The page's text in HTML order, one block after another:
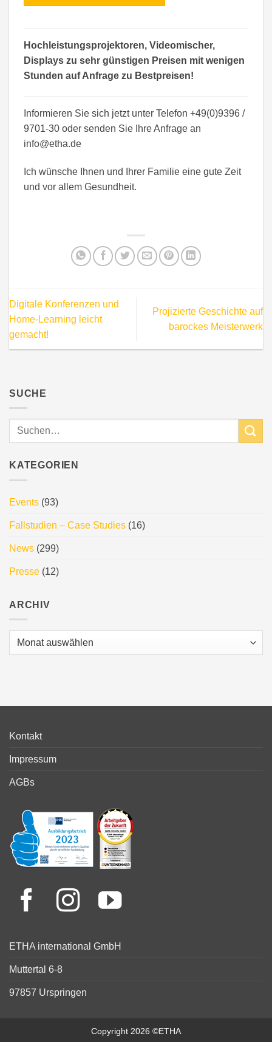
Hochleistungsprojektoren, Videomischer,
Displays zu sehr günstigen Preisen mit wenigen
Stunden auf Anfrage zu Bestpreisen!
Informieren Sie sich jetzt unter Telefon +49(0)9396 /
9701-30 oder senden Sie Ihre Anfrage an
info@etha.de
Ich wünsche Ihnen und Ihrer Familie eine gute Zeit
und vor allem Gesundheit.
Digitale Konferenzen und
Home-Learning leicht
gemacht!
Projizierte Geschichte auf
barockes Meisterwerk
SUCHE
KATEGORIEN
Events (93)
Fallstudien – Case Studies (16)
News (299)
Presse (12)
ARCHIV
Archiv
Kontakt
Impressum
AGBs
ETHA international GmbH
Muttertal 6-8
97857 Urspringen
Copyright 2026 ©ETHA